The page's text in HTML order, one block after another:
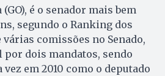
é o senador mais bem
segundo o Ranking dos
comissões no Senado,
por dois mandatos, sendo
em 2010 como o deputado